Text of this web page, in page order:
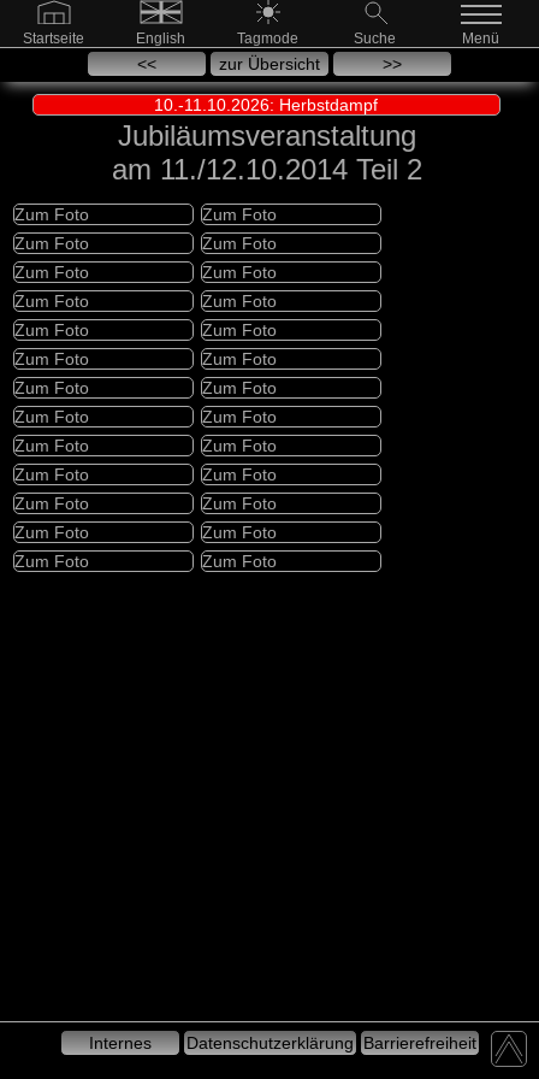
Startseite English Tagmode Suche Menü
<< zur Übersicht >>
10.-11.10.2026: Herbstdampf
Jubiläumsveranstaltung
am 11./12.10.2014 Teil 2
Zum Foto
Zum Foto
Zum Foto
Zum Foto
Zum Foto
Zum Foto
Zum Foto
Zum Foto
Zum Foto
Zum Foto
Zum Foto
Zum Foto
Zum Foto
Zum Foto
Zum Foto
Zum Foto
Zum Foto
Zum Foto
Zum Foto
Zum Foto
Zum Foto
Zum Foto
Zum Foto
Zum Foto
Zum Foto
Zum Foto
Internes Datenschutzerklärung Barrierefreiheit